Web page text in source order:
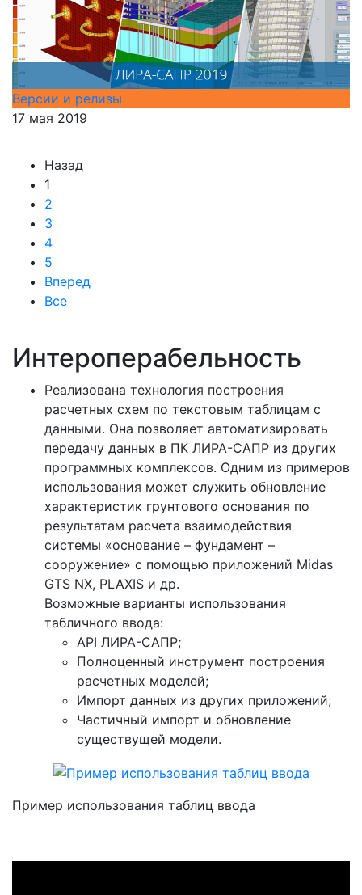
Версии и релизы
17 мая 2019
Назад
1
2
3
4
5
Вперед
Все
Интероперабельность
Реализована технология построения
расчетных схем по текстовым таблицам с
данными. Она позволяет автоматизировать
передачу данных в ПК ЛИРА-САПР из других
программных комплексов. Одним из примеров
использования может служить обновление
характеристик грунтового основания по
результатам расчета взаимодействия
системы «основание – фундамент –
сооружение» с помощью приложений Midas
GTS NX, PLAXIS и др.
Возможные варианты использования
табличного ввода:
API ЛИРА-САПР;
Полноценный инструмент построения
расчетных моделей;
Импорт данных из других приложений;
Частичный импорт и обновление
существущей модели.
Пример использования таблиц ввода